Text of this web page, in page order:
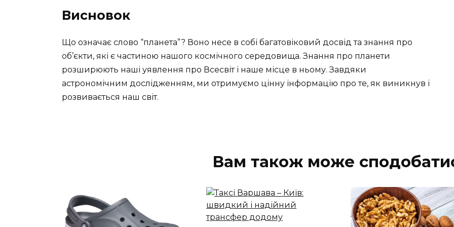
Висновок
Що означає слово “планета”? Воно несе в собі багатовіковий досвід та знання про
об’єкти, які є частиною нашого космічного середовища. Знання про планети
розширюють наші уявлення про Всесвіт і наше місце в ньому. Завдяки
астрономічним дослідженням, ми отримуємо цінну інформацію про те, як виникнув і
розвивається наш світ.
Вам також може